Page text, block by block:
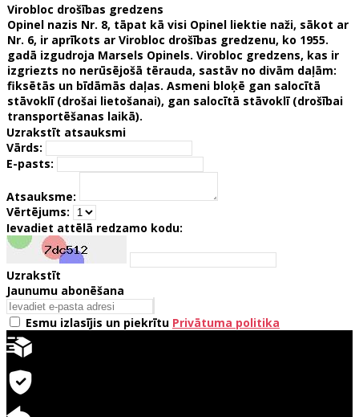
Virobloc drošības gredzens
Opinel nazis Nr. 8, tāpat kā visi Opinel liektie naži, sākot ar
Nr. 6, ir aprīkots ar Virobloc drošības gredzenu, ko 1955.
gadā izgudroja Marsels Opinels. Virobloc gredzens, kas ir
izgriezts no nerūsējošā tērauda, sastāv no divām daļām:
fiksētās un bīdāmās daļas. Asmeni bloķē gan salocītā
stāvoklī (drošai lietošanai), gan salocītā stāvoklī (drošībai
transportēšanas laikā).
Uzrakstīt atsauksmi
Vārds:
E-pasts:
Atsauksme:
Vērtējums:
Ievadiet attēlā redzamo kodu:
Uzrakstīt
Jaunumu abonēšana
Esmu izlasījis un piekrītu Privātuma politika